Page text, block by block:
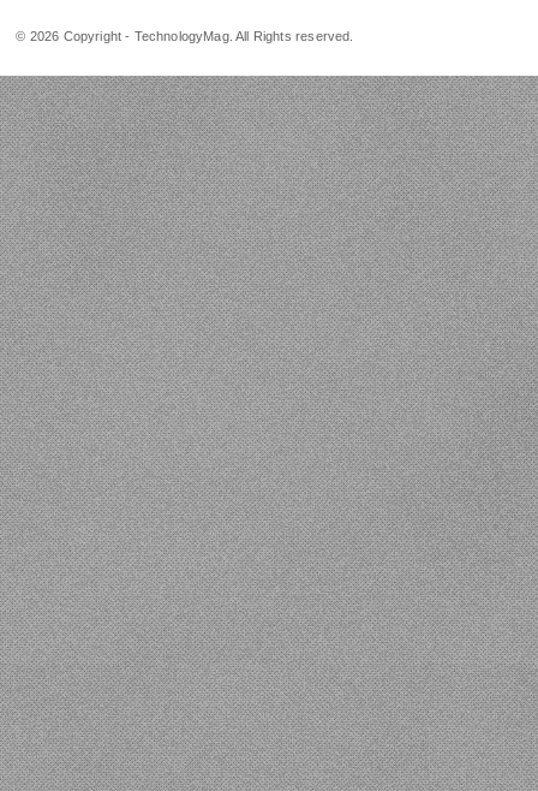
© 2026 Copyright - TechnologyMag. All Rights reserved.